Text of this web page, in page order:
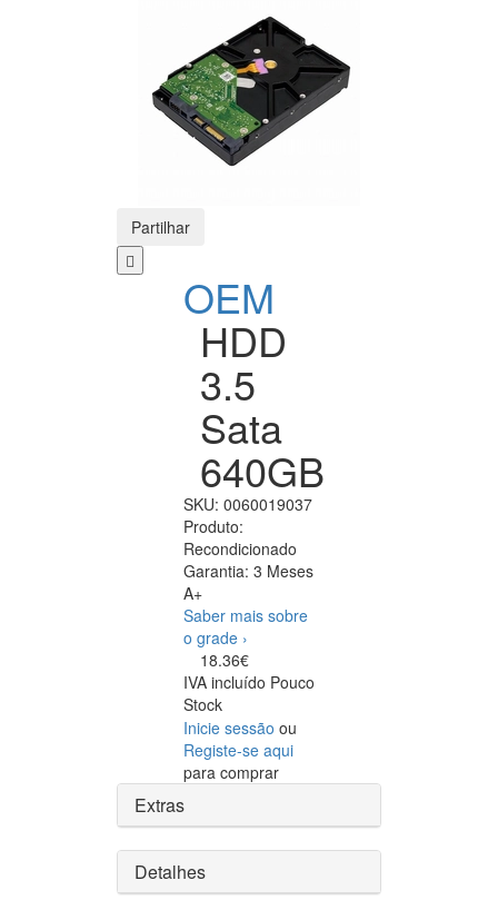
Partilhar
OEM
HDD
3.5
Sata
640GB
SKU: 0060019037
Produto:
Recondicionado
Garantia: 3 Meses
A+
Saber mais sobre
o grade ›
18.36€
IVA incluído Pouco
Stock
Inicie sessão ou
Registe-se aqui
para comprar
Extras
Detalhes